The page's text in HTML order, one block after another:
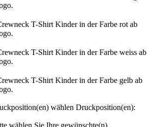
wählen Druckposition(en):
wählen Sie Ihre gewünschte(n)